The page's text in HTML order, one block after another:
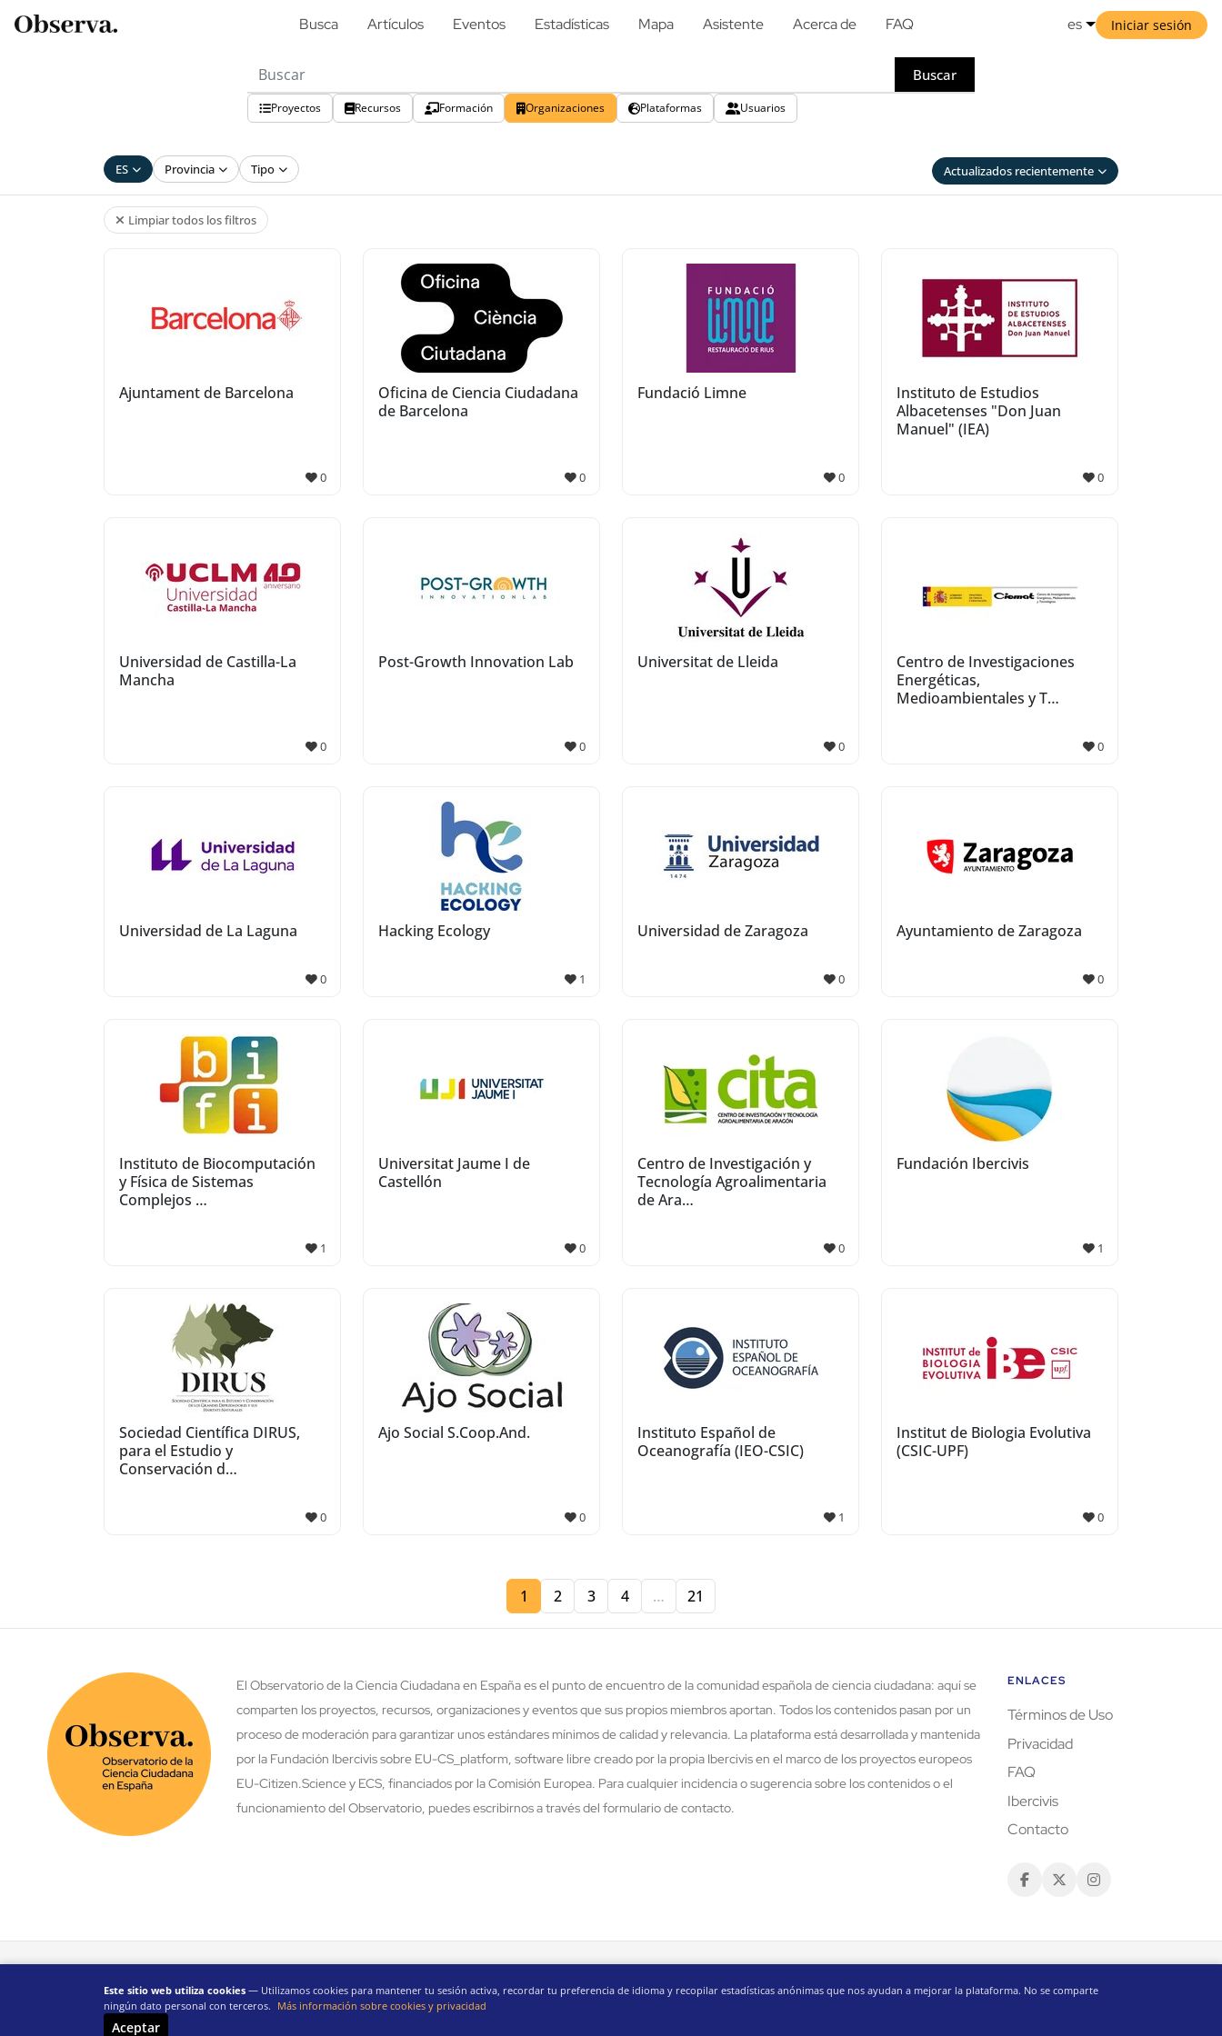
es Iniciar sesión
Busca Artículos Eventos Estadísticas Mapa Asistente Acerca de FAQ
Buscar
Proyectos Recursos Formación Organizaciones Plataformas Usuarios
ES Provincia Tipo Actualizados recientemente
Limpiar todos los filtros
Ajuntament de Barcelona
0
Oficina de Ciencia Ciudadana
de Barcelona
0
Fundació Limne
0
Instituto de Estudios
Albacetenses "Don Juan
Manuel" (IEA)
0
Universidad de Castilla-La
Mancha
0
Post-Growth Innovation Lab
0
Universitat de Lleida
0
Centro de Investigaciones
Energéticas,
Medioambientales y T…
0
Universidad de La Laguna
0
Hacking Ecology
1
Universidad de Zaragoza
0
Ayuntamiento de Zaragoza
0
Instituto de Biocomputación
y Física de Sistemas
Complejos …
1
Universitat Jaume I de
Castellón
0
Centro de Investigación y
Tecnología Agroalimentaria
de Ara…
0
Fundación Ibercivis
1
Sociedad Científica DIRUS,
para el Estudio y
Conservación d…
0
Ajo Social S.Coop.And.
0
Instituto Español de
Oceanografía (IEO-CSIC)
1
Institut de Biologia Evolutiva
(CSIC-UPF)
0
1 2 3 4 … 21
Este sitio web utiliza cookies — Utilizamos cookies para mantener tu sesión activa, recordar tu preferencia de idioma y recopilar estadísticas anónimas que nos ayudan a mejorar la plataforma. No se comparte
ningún dato personal con terceros. Más información sobre cookies y privacidad
Aceptar
El Observatorio de la Ciencia Ciudadana en España es el punto de encuentro de la comunidad española de ciencia ciudadana: aquí se
comparten los proyectos, recursos, organizaciones y eventos que sus propios miembros aportan. Todos los contenidos pasan por un
proceso de moderación para garantizar unos estándares mínimos de calidad y relevancia. La plataforma está desarrollada y mantenida
por la Fundación Ibercivis sobre EU-CS_platform, software libre creado por la propia Ibercivis en el marco de los proyectos europeos
EU-Citizen.Science y ECS, financiados por la Comisión Europea. Para cualquier incidencia o sugerencia sobre los contenidos o el
funcionamiento del Observatorio, puedes escribirnos a través del formulario de contacto.
ENLACES
Términos de Uso
Privacidad
FAQ
Ibercivis
Contacto
Desarrollado por